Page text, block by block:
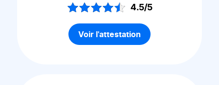
4.5/5
Voir l'attestation